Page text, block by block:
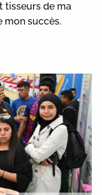
tisseurs de ma
mon succès.